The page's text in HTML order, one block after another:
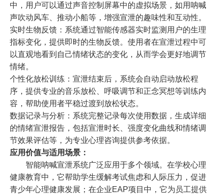
中，用户可以通过声音控制屏幕中的虚拟场景，如用呐喊
声吹动风车、推动小船等，增强宣泄的趣味性和互动性。
实时生物反馈：系统通过智能传感器实时监测用户的生理
指标变化，提供即时的生物反馈。使用者在宣泄过程中可
以直观地看到自己情绪状态的变化，从而学会更好地调节
情绪。
个性化放松训练：宣泄结束后，系统会自动启动放松程
序，提供专业的音乐放松、呼吸调节和正念冥想等训练内
容，帮助使用者平稳过渡到放松状态。
数据记录与分析：系统完整记录每次使用数据，生成详细
的情绪宣泄报告，包括宣泄时长、强度变化曲线和情绪调
节效果评估等，为专业心理咨询提供参考依据。
应用价值与适用场景：
智能呐喊宣泄系统广泛应用于多个领域。在学校心理
健康教育中，它帮助学生缓解考试焦虑和人际压力，促进
青少年心理健康发展；在企业EAP项目中，它为员工提供